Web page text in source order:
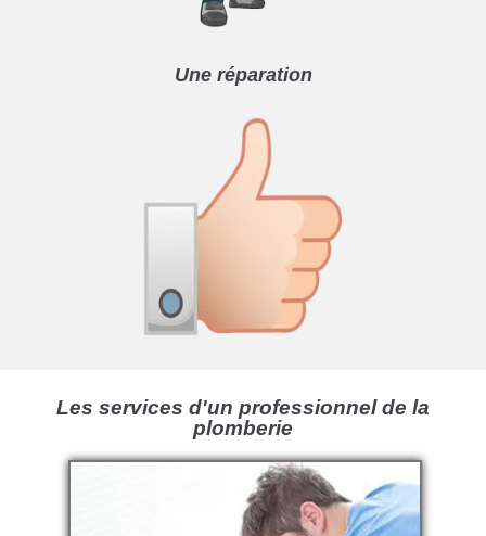
Une réparation
Les services d'un professionnel de la
plomberie